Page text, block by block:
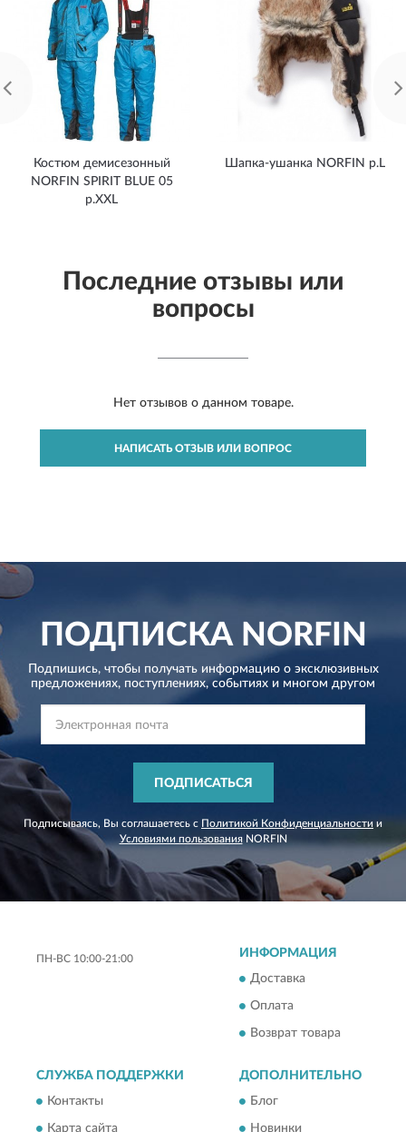
Костюм демисезонный
NORFIN SPIRIT BLUE 05
р.XXL
Шапка-ушанка NORFIN р.L
Последние отзывы или
вопросы
Нет отзывов о данном товаре.
НАПИСАТЬ ОТЗЫВ ИЛИ ВОПРОС
ПОДПИСКАNORFIN
Подпишись, чтобы получать информацию о эксклюзивных
предложениях, поступлениях, событиях и многом другом
ПОДПИСАТЬСЯ
Подписываясь, Вы соглашаетесь с Политикой Конфиденциальности и
Условиями пользованияNORFIN
ПН-ВС 10:00-21:00 ИНФОРМАЦИЯ
Доставка
Оплата
Возврат товара
СЛУЖБА ПОДДЕРЖКИ
Контакты
Карта сайта
ДОПОЛНИТЕЛЬНО
Блог
Новинки